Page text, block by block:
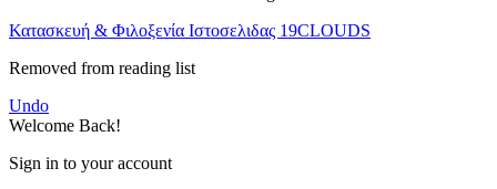
Κατασκευή & Φιλοξενία Ιστοσελιδας 19CLOUDS
Removed from reading list
Undo
Welcome Back!
Sign in to your account